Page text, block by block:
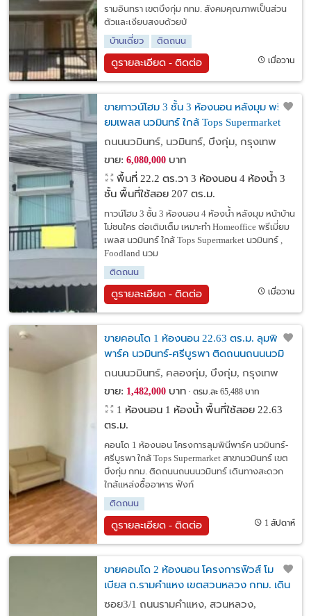
รามอินทรา เขตบึงกุ่ม กทม. สังคมคุณภาพเป็นส่วน
ตัวและเงียบสงบด้วยบ้
บ้านเดี่ยว
ติดถนน
ดูรายละเอียด - ติดต่อ เมื่อวาน
ขายทาวน์โฮม 3 ชั้น 3 ห้องนอน หลังมุม พรีเมี่
ยมเพลส นวมินทร์ ใกล้ Tops Supermarket
นวมินทร์ เขตบึงกุ่ม กทม.
ถนนนวมินทร์, นวมินทร์, บึงกุ่ม, กรุงเทพ
ขาย: 6,080,000บาท
พื้นที่ 22.2 ตร.วา 3 ห้องนอน 4 ห้องน้ำ 3
ชั้น พื้นที่ใช้สอย 207 ตร.ม.
ทาวน์โฮม 3 ชั้น 3 ห้องนอน 4 ห้องน้ำ หลังมุม หน้าบ้าน
ไม่ชนใคร ต่อเติมเต็ม เหมาะทำ Homeoffice พรีเมี่ยม
เพลส นวมินทร์ ใกล้ Tops Supermarket นวมินทร์ ,
Foodland นวม
ติดถนน
ดูรายละเอียด - ติดต่อ เมื่อวาน
ขายคอนโด 1 ห้องนอน 22.63 ตร.ม. ลุมพินี
พาร์ค นวมินทร์-ศรีบูรพา ติดถนนถนนนวมิ
นทร์ ใกล้ Tops Supermarket สาขานวมินทร์
ถนนนวมินทร์, คลองกุ่ม, บึงกุ่ม, กรุงเทพ
ขาย: 1,482,000บาท ตรม.ละ 65,488 บาท
1 ห้องนอน 1 ห้องน้ำ พื้นที่ใช้สอย 22.63
ตร.ม.
คอนโด 1 ห้องนอน โครงการลุมพินีพาร์ค นวมินทร์-
ศรีบูรพา ใกล้ Tops Supermarket สาขานวมินทร์ เขต
บึงกุ่ม กทม. ติดถนนถนนนวมินทร์ เดินทางสะดวก
ใกล้แหล่งซื้ออาหาร ฟังก์
ติดถนน
ดูรายละเอียด - ติดต่อ 1 สัปดาห์
ขายคอนโด 2 ห้องนอน โครงการฟิวส์ โม
เบียส ถ.รามคำแหง เขตสวนหลวง กทม. เดิน
ทางสะดวก ใกล้สถานีรถไฟฟ้า Airport Rail
ซอย3/1 ถนนรามคำแหง, สวนหลวง,